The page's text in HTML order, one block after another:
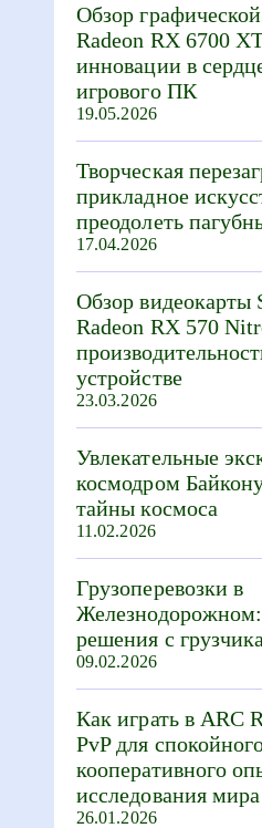
Обзор
Radeon RX 6700
инновации в
игрового ПК
19.05.2026
Творческая
прикладное
преодолеть
17.04.2026
Обзор видеокарты
Radeon RX 570
устройстве
23.03.2026
Увлекательные
космодром
тайны космоса
11.02.2026
Грузоперевозки в
решения с
09.02.2026
Как играть в ARC
PvP для
кооперативного
исследования мира
26.01.2026